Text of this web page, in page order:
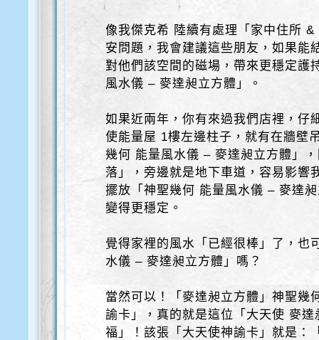
像我傑克希 陸續有處理「家中住所
安問題，我會建議這些朋友，如果能
對他們該空間的磁場，帶來更穩定護
風水儀 – 麥達昶立方體」。
如果近兩年，你有來過我們店裡，仔
使能量屋 1樓左邊柱子，就有在牆壁
幾何 能量風水儀 – 麥達昶立方體」
落」，旁邊就是地下車道，容易影響
擺放「神聖幾何 能量風水儀 – 麥達
變得更穩定。
覺得家裡的風水「已經很棒」了，也
水儀 – 麥達昶立方體」嗎？
當然可以！「麥達昶立方體」神聖幾
諭卡」，真的就是這位「大天使 麥
福」！該張「大天使神諭卡」就是：